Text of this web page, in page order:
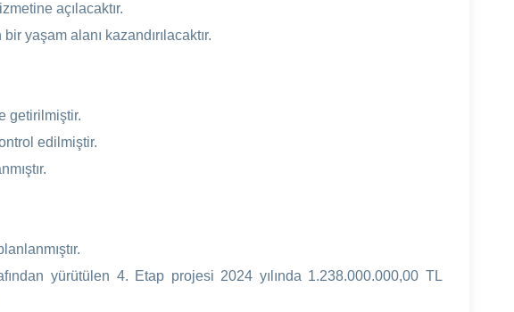
açılacaktır.
yaşam alanı kazandırılacaktır.
getirilmiştir.
edilmiştir.
yürütülen 4. Etap projesi 2024 yılında 1.238.000.000,00 TL